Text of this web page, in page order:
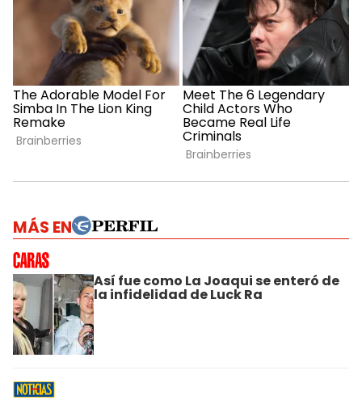
MÁS EN
Así fue como La Joaqui se enteró de
la infidelidad de Luck Ra